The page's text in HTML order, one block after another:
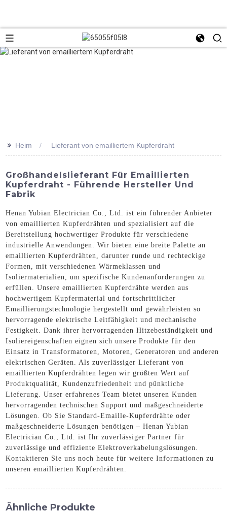
>> Heim Lieferant von emailliertem Kupferdraht
Großhandelslieferant Für Emaillierten
Kupferdraht - Führende Hersteller Und
Fabrik
Henan Yubian Electrician Co., Ltd. ist ein führender Anbieter
von emaillierten Kupferdrähten und spezialisiert auf die
Bereitstellung hochwertiger Produkte für verschiedene
industrielle Anwendungen. Wir bieten eine breite Palette an
emaillierten Kupferdrähten, darunter runde und rechteckige
Formen, mit verschiedenen Wärmeklassen und
Isoliermaterialien, um spezifische Kundenanforderungen zu
erfüllen. Unsere emaillierten Kupferdrähte werden aus
hochwertigem Kupfermaterial und fortschrittlicher
Emaillierungstechnologie hergestellt und gewährleisten so
hervorragende elektrische Leitfähigkeit und mechanische
Festigkeit. Dank ihrer hervorragenden Hitzebeständigkeit und
Isoliereigenschaften eignen sich unsere Produkte für den
Einsatz in Transformatoren, Motoren, Generatoren und anderen
elektrischen Geräten. Als zuverlässiger Lieferant von
emaillierten Kupferdrähten legen wir größten Wert auf
Produktqualität, Kundenzufriedenheit und pünktliche
Lieferung. Unser erfahrenes Team bietet unseren Kunden
hervorragenden technischen Support und maßgeschneiderte
Lösungen. Ob Sie Standard-Emaille-Kupferdrähte oder
maßgeschneiderte Lösungen benötigen – Henan Yubian
Electrician Co., Ltd. ist Ihr zuverlässiger Partner für
zuverlässige und effiziente Elektroverkabelungslösungen.
Kontaktieren Sie uns noch heute für weitere Informationen zu
unseren emaillierten Kupferdrähten.
Ähnliche Produkte